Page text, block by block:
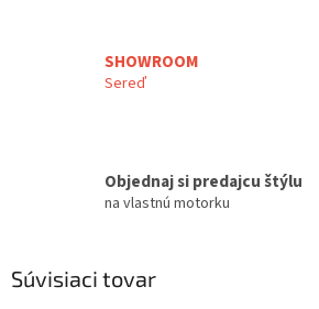
SHOWROOM
Sereď
Objednaj si predajcu štýlu
na vlastnú motorku
Súvisiaci tovar